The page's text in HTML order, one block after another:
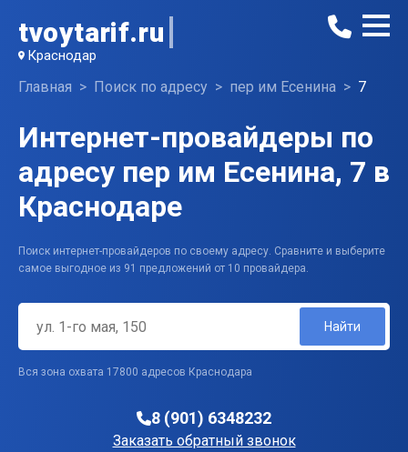
tvoytarif.ru
Краснодар
Главная Поиск по адресу пер им Есенина 7
Интернет-провайдеры по
адресу пер им Есенина, 7 в
Краснодаре
Поиск интернет-провайдеров по своему адресу. Сравните и выберите
самое выгодное из 91 предложений от 10 провайдера.
Найти
Вся зона охвата 17800 адресов Краснодара
8 (901) 6348232
Заказать обратный звонок